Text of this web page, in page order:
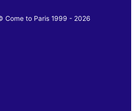
Come to Paris 1999 - 2026